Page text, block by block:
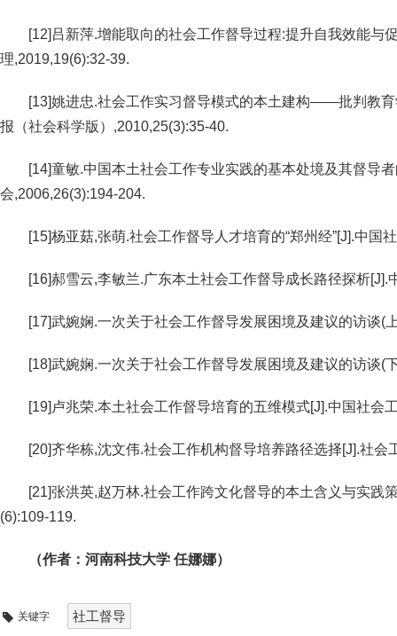
[12]吕新萍.增能取向的社会工作督导过程:提升自我效能与
理,2019,19(6):32-39.
[13]姚进忠.社会工作实习督导模式的本土建构——批判教
报（社会科学版）,2010,25(3):35-40.
[14]童敏.中国本土社会工作专业实践的基本处境及其督导
会,2006,26(3):194-204.
[15]杨亚菇,张萌.社会工作督导人才培育的“郑州经”[J].中国
[16]郝雪云,李敏兰.广东本土社会工作督导成长路径探析[J].
[17]武婉娴.一次关于社会工作督导发展困境及建议的访谈(
[18]武婉娴.一次关于社会工作督导发展困境及建议的访谈(
[19]卢兆荣.本土社会工作督导培育的五维模式[J].中国社会
[20]齐华栋,沈文伟.社会工作机构督导培养路径选择[J].社会
[21]张洪英,赵万林.社会工作跨文化督导的本土含义与实践
(6):109-119.
（作者：河南科技大学 任娜娜）
关键字 社工督导